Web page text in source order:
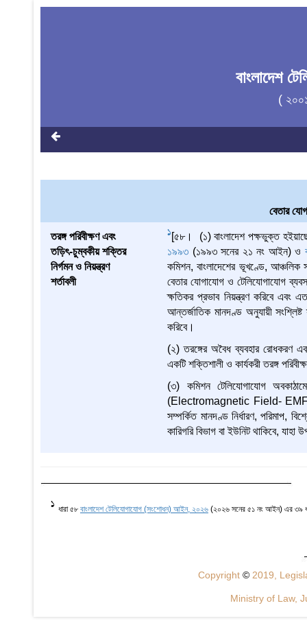
বাংলাদেশ
(
বেতার
তরঙ্গ পরিবীক্ষণ এবং
তড়িৎ-চুম্বকীয় শক্তির
নির্গমন ও নিয়ন্ত্রণ
শর্তাবলী
1[৫৮। (১) বাংলাদেশ পক্ষভুক্ত
১৯৯৩ (১৯৯৩ সনের ২১ নং আইন) ও
কমিশন, বাংলাদেশের ভূখণ্ডে,
বেতার যোগাযোগ ও টেলিযোগাযোগ
ক্ষতিকর প্রভাব নিয়ন্ত্রণ করিবে এবং
আন্তর্জাতিক মানদণ্ড অনুযায়ী
করিবে।
(২) তরঙ্গের অবৈধ ব্যবহার রোধকরণ
একটি শক্তিশালী ও কার্যকরী তরঙ্গ
(৩) কমিশন টেলিযোগাযোগ
(Electromagnetic Field-
সম্পর্কিত মানদণ্ড নির্ধারণ, পরিমাপ,
কারিগরি বিভাগ বা ইউনিট থাকিবে,
1 ধারা ৫৮ বাংলাদেশ টেলিযোগাযোগ (সংশোধন) আইন, ২০২৬ (২০২৬ সনের ৫১ নং আইন) এর ৩৯
Copyright © 2019,
Ministry of Law,